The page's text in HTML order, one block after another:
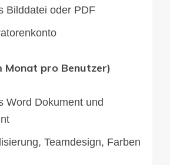
Bilddatei oder PDF
Monat pro Benutzer)
Word Dokument und
Teamdesign, Farben